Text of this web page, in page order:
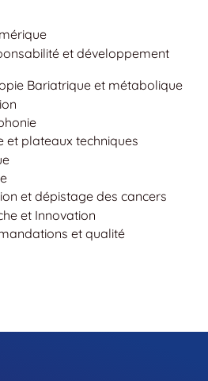
et développement
Bariatrique et métabolique
et plateaux techniques
et dépistage des cancers
et Innovation
et qualité